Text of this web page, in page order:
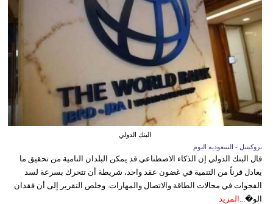
البنك الدولي
بروكسل - السعوديه اليوم
قال البنك الدولي إن الذكاء الاصطناعي قد يمكن البلدان النامية من تحقيق ما
يعادل قرناً من التنمية في غضون عقد واحد، شريطة أن تتحرك بسرعة لسد
الفجوات في مجالات الطاقة والاتصال والمهارات. وخلص التقرير إلى أن فقدان
الو�...
المزيد